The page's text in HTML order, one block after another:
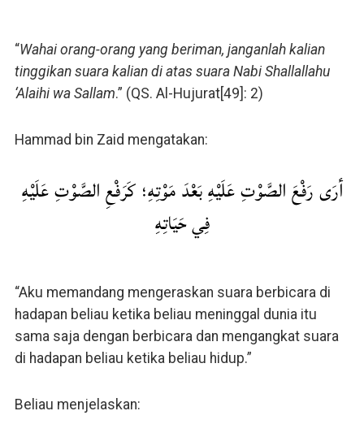
“Wahai orang-orang yang beriman, janganlah kalian
tinggikan suara kalian di atas suara Nabi Shallallahu
‘Alaihi wa Sallam.” (QS. Al-Hujurat[49]: 2)
Hammad bin Zaid mengatakan:
أرَى رَفْعَ الصَّوْتِ عَلَيْهِ بَعْدَ مَوْتِهِ؛ كَرَفْعِ الصَّوْتِ عَلَيْهِ
فِي حَيَاتِهِ
“Aku memandang mengeraskan suara berbicara di
hadapan beliau ketika beliau meninggal dunia itu
sama saja dengan berbicara dan mengangkat suara
di hadapan beliau ketika beliau hidup.”
Beliau menjelaskan: